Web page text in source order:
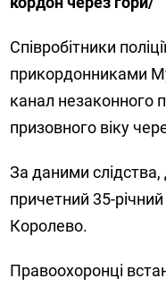
Співробітники
прикордонниками
канал незаконного
призовного віку
За даними слідства,
причетний 35-
Королево.
Правоохоронці